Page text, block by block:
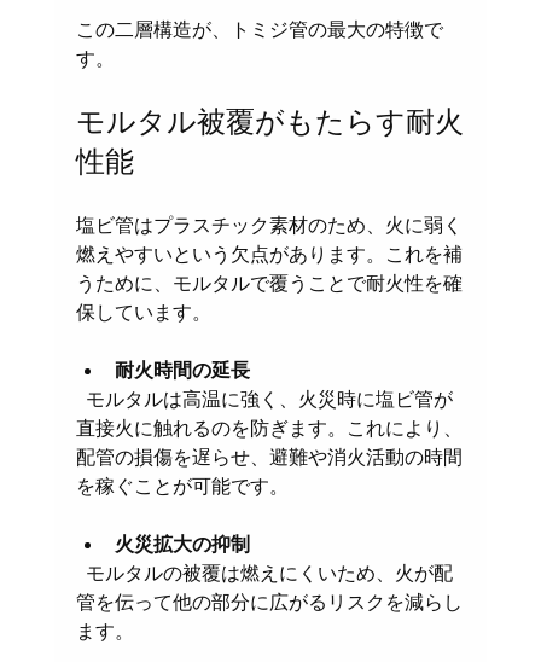
この二層構造が、トミジ管の最大の特徴で
す。
モルタル被覆がもたらす耐火
性能
塩ビ管はプラスチック素材のため、火に弱く
燃えやすいという欠点があります。これを補
うために、モルタルで覆うことで耐火性を確
保しています。
耐火時間の延長
直接火に触れるのを防ぎます。これにより、
配管の損傷を遅らせ、避難や消火活動の時間
を稼ぐことが可能です。
火災拡大の抑制
管を伝って他の部分に広がるリスクを減らし
ます。